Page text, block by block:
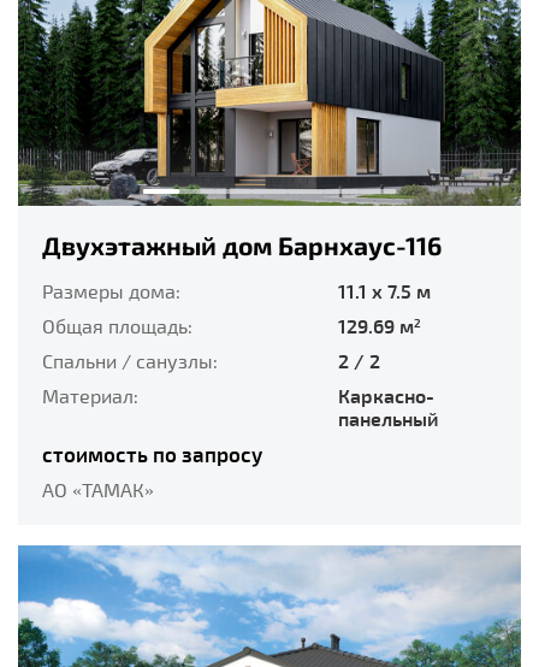
Двухэтажный дом Барнхаус-116
Размеры дома:
11.1 x 7.5 м
Общая площадь:
129.69 м2
Спальни / санузлы:
2 / 2
Материал:
Каркасно-
панельный
стоимость по запросу
АО «ТАМАК»